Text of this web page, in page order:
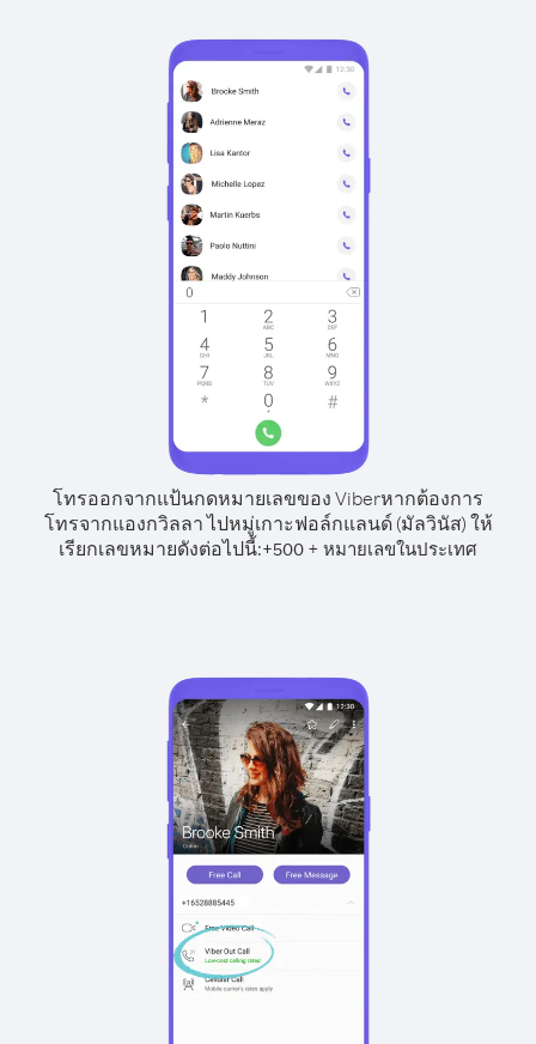
โทรออกจากแป้นกดหมายเลขของ Viberหากต้องการ
โทรจากแองกวิลลา ไปหมู่เกาะฟอล์กแลนด์ (มัลวินัส) ให้
เรียกเลขหมายดังต่อไปนี้:+500 + หมายเลขในประเทศ